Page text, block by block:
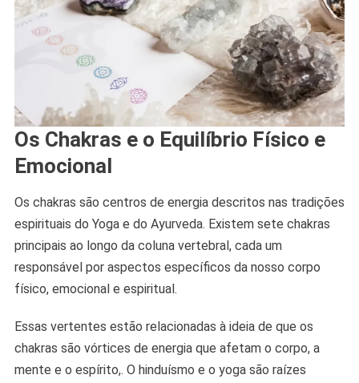
Os Chakras e o Equilíbrio Físico e
Emocional
Os chakras são centros de energia descritos nas tradições
espirituais do Yoga e do Ayurveda. Existem sete chakras
principais ao longo da coluna vertebral, cada um
responsável por aspectos específicos da nosso corpo
físico, emocional e espiritual.
Essas vertentes estão relacionadas à ideia de que os
chakras são vórtices de energia que afetam o corpo, a
mente e o espírito,. O hinduísmo e o yoga são raízes